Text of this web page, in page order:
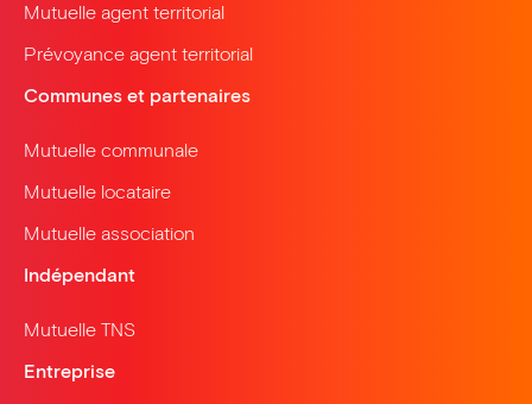
Mutuelle agent territorial
Prévoyance agent territorial
Communes et partenaires
Mutuelle communale
Mutuelle locataire
Mutuelle association
Indépendant
Mutuelle TNS
Entreprise